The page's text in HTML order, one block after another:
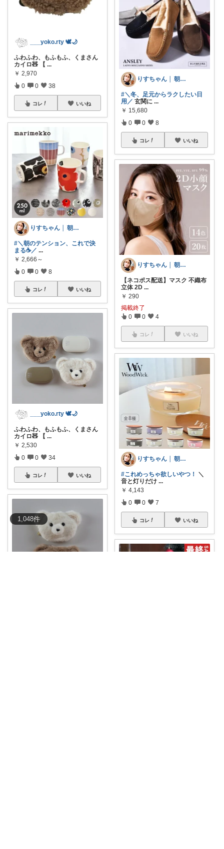
1,048件
___yoko.rty 🕊🌙
ふわふわ、もふもふ、くまさん
カイロ🧸 【 ...
￥ 2,970
0 0 38
コレ いいね
りすちゃん │ 朝コレ
#＼朝のテンション、これで決
まる☕️／ ...
￥ 2,666～
0 0 8
コレ いいね
___yoko.rty 🕊🌙
ふわふわ、もふもふ、くまさん
カイロ🧸 【 ...
￥ 2,530
0 0 34
コレ いいね
りすちゃん │ 朝コレ
#＼冬、足元からラクしたい日
用／ 玄関に ...
￥ 15,680
0 0 8
コレ いいね
りすちゃん │ 朝コレ
【ネコポス配送】マスク 不織布
立体 2D ...
￥ 290
掲載終了
0 0 4
コレ いいね
りすちゃん │ 朝コレ
#これめっちゃ欲しいやつ！
＼
音と灯りだけ ...
￥ 4,143
0 0 7
コレ いいね